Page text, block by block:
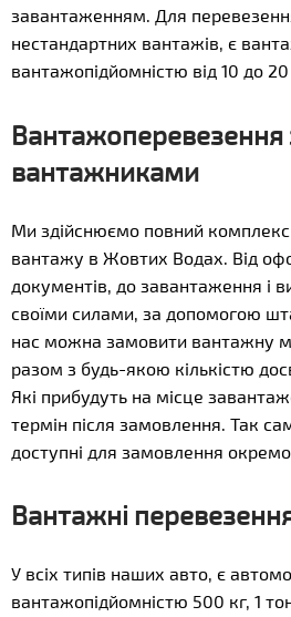
завантаженням. Для
нестандартних вантажів, є
вантажопідйомністю від 10 до
Вантажоперевезення
вантажниками
Ми здійснюємо повний
вантажу в Жовтих Водах. Від
документів, до завантаження і
своїми силами, за допомогою
нас можна замовити вантажну
разом з будь-якою кількістю
Які прибудуть на місце
термін після замовлення. Так
доступні для замовлення окремо
Вантажні
У всіх типів наших авто, є
вантажопідйомністю 500 кг, 1